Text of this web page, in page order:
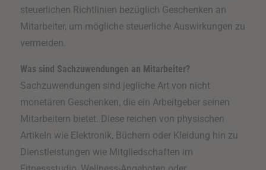
steuerlichen Richtlinien bezüglich Geschenken an
Mitarbeiter, um mögliche steuerliche Auswirkungen zu
vermeiden.
Was sind Sachzuwendungen an Mitarbeiter?
Sachzuwendungen sind jegliche Art von nicht
monetären Geschenken, die ein Arbeitgeber seinen
Mitarbeitern bietet. Diese reichen von physischen
Artikeln wie Elektronik, Büchern oder Kleidung hin zu
Dienstleistungen wie Mitgliedschaften im